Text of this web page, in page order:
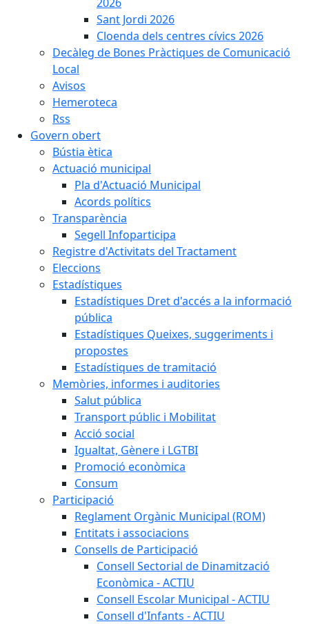
Sant Jordi 2026
Cloenda dels centres cívics 2026
Decàleg de Bones Pràctiques de Comunicació
Local
Avisos
Hemeroteca
Rss
Govern obert
Bústia ètica
Actuació municipal
Pla d'Actuació Municipal
Acords polítics
Transparència
Segell Infoparticipa
Registre d'Activitats del Tractament
Eleccions
Estadístiques
Estadístiques Dret d'accés a la informació
pública
Estadístiques Queixes, suggeriments i
propostes
Estadístiques de tramitació
Memòries, informes i auditories
Salut pública
Transport públic i Mobilitat
Acció social
Igualtat, Gènere i LGTBI
Promoció econòmica
Consum
Participació
Reglament Orgànic Municipal (ROM)
Entitats i associacions
Consells de Participació
Consell Sectorial de Dinamització
Econòmica - ACTIU
Consell Escolar Municipal - ACTIU
Consell d'Infants - ACTIU